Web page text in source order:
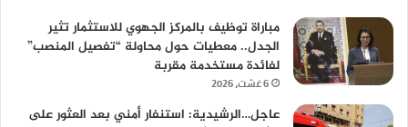
مباراة توظيف بالمركز الجهوي للاستثمار تثير
الجدل.. معطيات حول محاولة “تفصيل المنصب”
لفائدة مستخدمة مقربة
6 غشت، 2026
عاجل…الرشيدية: استنفار أمني بعد العثور على